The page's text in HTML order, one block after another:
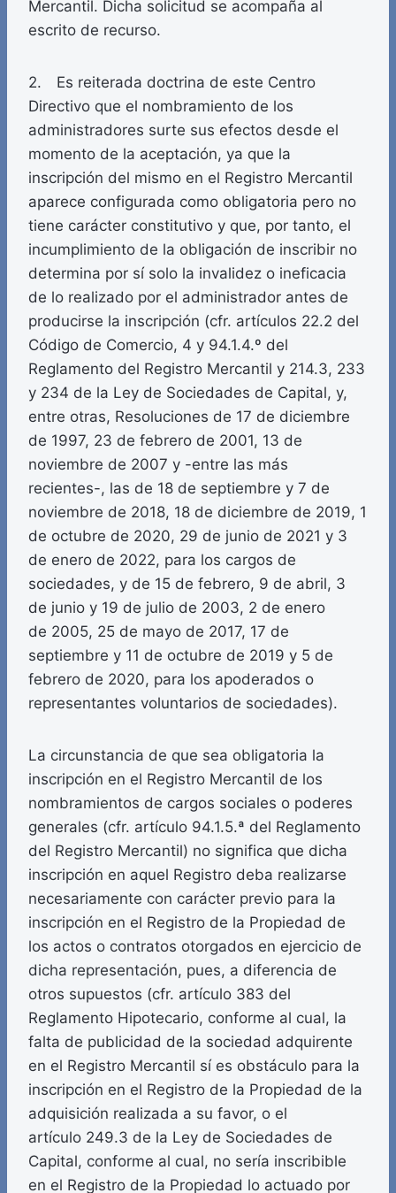
Mercantil. Dicha solicitud se acompaña al
escrito de recurso.
2. Es reiterada doctrina de este Centro
Directivo que el nombramiento de los
administradores surte sus efectos desde el
momento de la aceptación, ya que la
inscripción del mismo en el Registro Mercantil
aparece configurada como obligatoria pero no
tiene carácter constitutivo y que, por tanto, el
incumplimiento de la obligación de inscribir no
determina por sí solo la invalidez o ineficacia
de lo realizado por el administrador antes de
producirse la inscripción (cfr. artículos 22.2 del
Código de Comercio, 4 y 94.1.4.º del
Reglamento del Registro Mercantil y 214.3, 233
y 234 de la Ley de Sociedades de Capital, y,
entre otras, Resoluciones de 17 de diciembre
de 1997, 23 de febrero de 2001, 13 de
noviembre de 2007 y -entre las más
recientes-, las de 18 de septiembre y 7 de
noviembre de 2018, 18 de diciembre de 2019, 1
de octubre de 2020, 29 de junio de 2021 y 3
de enero de 2022, para los cargos de
sociedades, y de 15 de febrero, 9 de abril, 3
de junio y 19 de julio de 2003, 2 de enero
de 2005, 25 de mayo de 2017, 17 de
septiembre y 11 de octubre de 2019 y 5 de
febrero de 2020, para los apoderados o
representantes voluntarios de sociedades).
La circunstancia de que sea obligatoria la
inscripción en el Registro Mercantil de los
nombramientos de cargos sociales o poderes
generales (cfr. artículo 94.1.5.ª del Reglamento
del Registro Mercantil) no significa que dicha
inscripción en aquel Registro deba realizarse
necesariamente con carácter previo para la
inscripción en el Registro de la Propiedad de
los actos o contratos otorgados en ejercicio de
dicha representación, pues, a diferencia de
otros supuestos (cfr. artículo 383 del
Reglamento Hipotecario, conforme al cual, la
falta de publicidad de la sociedad adquirente
en el Registro Mercantil sí es obstáculo para la
inscripción en el Registro de la Propiedad de la
adquisición realizada a su favor, o el
artículo 249.3 de la Ley de Sociedades de
Capital, conforme al cual, no sería inscribible
en el Registro de la Propiedad lo actuado por